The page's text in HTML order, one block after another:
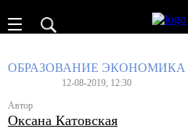
ОБРАЗОВАНИЕ ЭКОНОМИКА
12-08-2019, 12:30
Автор
Оксана Катовская